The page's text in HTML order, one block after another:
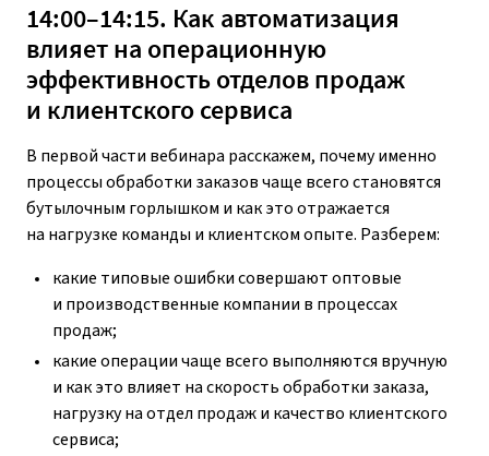
14:00–14:15. Как автоматизация
влияет на операционную
эффективность отделов продаж
и клиентского сервиса
В первой части вебинара расскажем, почему именно
процессы обработки заказов чаще всего становятся
бутылочным горлышком и как это отражается
на нагрузке команды и клиентском опыте. Разберем:
какие типовые ошибки совершают оптовые
и производственные компании в процессах
продаж;
какие операции чаще всего выполняются вручную
и как это влияет на скорость обработки заказа,
нагрузку на отдел продаж и качество клиентского
сервиса;